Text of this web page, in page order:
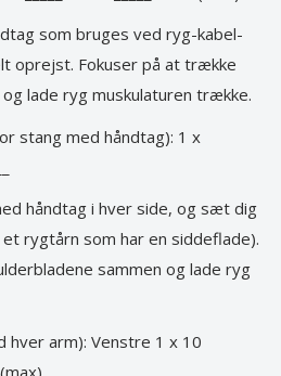
som bruges ved ryg-kabel-
oprejst. Fokuser på at trække
lade ryg muskulaturen trække.
stang med håndtag): 1 x
håndtag i hver side, og sæt dig
rygtårn som har en siddeflade).
sammen og lade ryg
arm): Venstre 1 x 10